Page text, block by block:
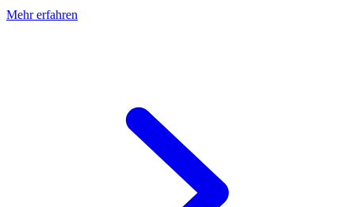
Mehr erfahren